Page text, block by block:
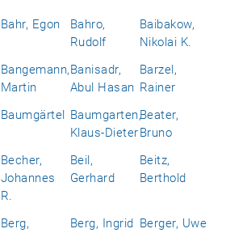
Bahr, Egon
Bahro,
Rudolf
Baibakow,
Nikolai K.
Bangemann,
Martin
Banisadr,
Abul Hasan
Barzel,
Rainer
Baumgärtel Baumgarten,
Klaus-Dieter
Beater,
Bruno
Becher,
Johannes
R.
Beil,
Gerhard
Beitz,
Berthold
Berg,
Berg, Ingrid Berger, Uwe